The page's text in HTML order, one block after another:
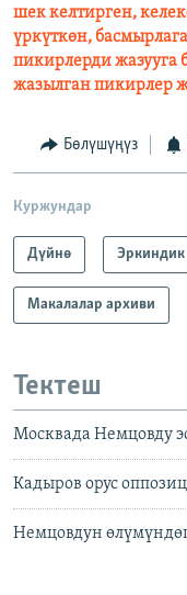
шек келтирген,
үркүткөн,
пикирлерди жазууга
жазылган пикирлер
Бөлүшүңүз
Куржундар
Дүйнө Эркиндик
Макалалар архиви
Тектеш
Москвада Немцовду
Кадыров орус
Немцовдун